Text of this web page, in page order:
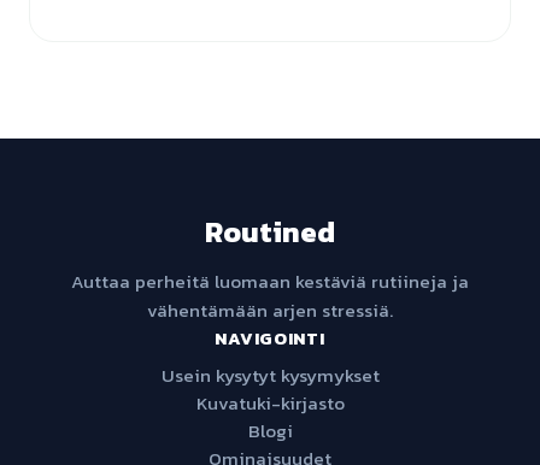
Routined
Auttaa perheitä luomaan kestäviä rutiineja ja
vähentämään arjen stressiä.
NAVIGOINTI
Usein kysytyt kysymykset
Kuvatuki-kirjasto
Blogi
Ominaisuudet